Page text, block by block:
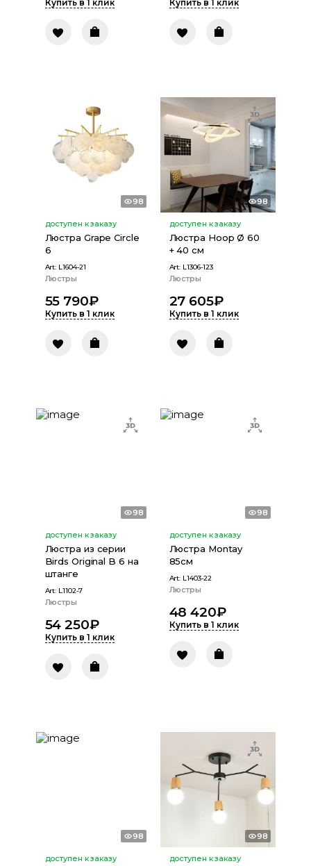
Купить в 1 клик Купить в 1 клик
98
доступен к заказу
Люстра Grape Circle
6
Art: L1604-21
Люстры
55 790₽
Купить в 1 клик
98
доступен к заказу
Люстра Hoop Ø 60
+ 40 см
Art: L1306-123
Люстры
27 605₽
Купить в 1 клик
98
доступен к заказу
Люстра из серии
Birds Original B 6 на
штанге
Art: L1102-7
Люстры
54 250₽
Купить в 1 клик
98
доступен к заказу
Люстра Montay
85см
Art: L1403-22
Люстры
48 420₽
Купить в 1 клик
98
доступен к заказу
98
доступен к заказу